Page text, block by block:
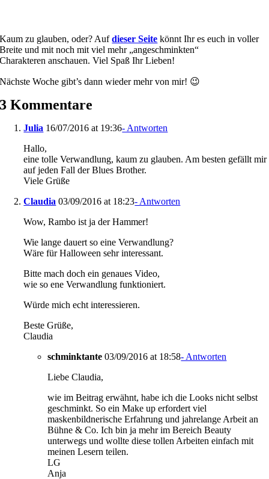
Kaum zu glauben, oder? Aufdieser Seite könnt Ihr es euch in voller
Breite und mit noch mit viel mehr „angeschminkten“
Charakteren anschauen. Viel Spaß Ihr Lieben!
Nächste Woche gibt’s dann wieder mehr von mir! 😉
3 Kommentare
Julia 16/07/2016 at 19:36- Antworten
Hallo,
eine tolle Verwandlung, kaum zu glauben. Am besten gefällt mir
auf jeden Fall der Blues Brother.
Viele Grüße
Claudia 03/09/2016 at 18:23- Antworten
Wow, Rambo ist ja der Hammer!
Wie lange dauert so eine Verwandlung?
Wäre für Halloween sehr interessant.
Bitte mach doch ein genaues Video,
wie so ene Verwandlung funktioniert.
Würde mich echt interessieren.
Beste Grüße,
Claudia
schminktante 03/09/2016 at 18:58- Antworten
Liebe Claudia,
wie im Beitrag erwähnt, habe ich die Looks nicht selbst
geschminkt. So ein Make up erfordert viel
maskenbildnerische Erfahrung und jahrelange Arbeit an
Bühne & Co. Ich bin ja mehr im Bereich Beauty
unterwegs und wollte diese tollen Arbeiten einfach mit
meinen Lesern teilen.
LG
Anja